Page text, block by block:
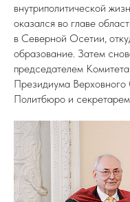
внутриполитической
оказался во главе
в Северной Осетии,
образование. Затем
председателем
Президиума
Политбюро и